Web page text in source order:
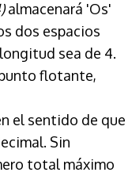
almacenará 'Os'
dos espacios
sea de 4.
flotante,
el sentido de que
Sin
total máximo